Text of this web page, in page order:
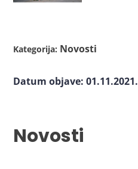
Kategorija: Novosti
Datum objave: 01.11.2021.
Novosti